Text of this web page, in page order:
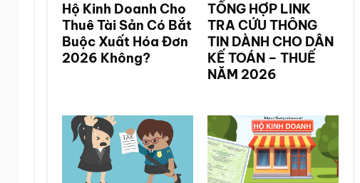
Hộ Kinh Doanh Cho
Thuê Tài Sản Có Bắt
Buộc Xuất Hóa Đơn
2026 Không?
TỔNG HỢP LINK
TRA CỨU THÔNG
TIN DÀNH CHO DÂN
KẾ TOÁN – THUẾ
NĂM 2026